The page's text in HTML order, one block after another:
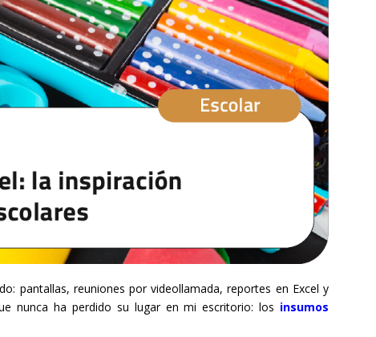
pantallas, reuniones por videollamada, reportes en Excel y
nunca ha perdido su lugar en mi escritorio: los insumos